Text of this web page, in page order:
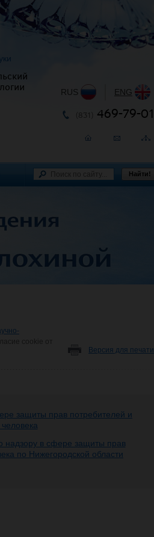
Версия для печати
защиты прав потребителей и
надзору в сфере защиты прав
по Нижегородской области
RUS ENG
469-79-01
Найти!